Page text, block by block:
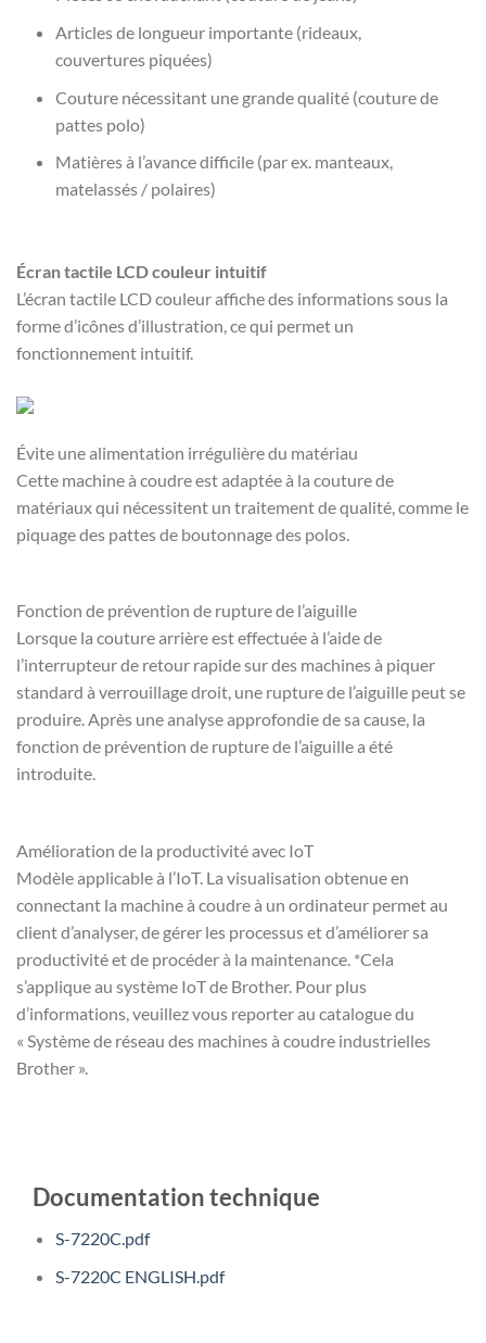
Articles de longueur importante (rideaux,
couvertures piquées)
Couture nécessitant une grande qualité (couture de
pattes polo)
Matières à l’avance difficile (par ex. manteaux,
matelassés / polaires)
Écran tactile LCD couleur intuitif
L’écran tactile LCD couleur affiche des informations sous la
forme d’icônes d’illustration, ce qui permet un
fonctionnement intuitif.
Évite une alimentation irrégulière du matériau
Cette machine à coudre est adaptée à la couture de
matériaux qui nécessitent un traitement de qualité, comme le
piquage des pattes de boutonnage des polos.
Fonction de prévention de rupture de l’aiguille
Lorsque la couture arrière est effectuée à l’aide de
l’interrupteur de retour rapide sur des machines à piquer
standard à verrouillage droit, une rupture de l’aiguille peut se
produire. Après une analyse approfondie de sa cause, la
fonction de prévention de rupture de l’aiguille a été
introduite.
Amélioration de la productivité avec IoT
Modèle applicable à l’IoT. La visualisation obtenue en
connectant la machine à coudre à un ordinateur permet au
client d’analyser, de gérer les processus et d’améliorer sa
productivité et de procéder à la maintenance. *Cela
s’applique au système IoT de Brother. Pour plus
d’informations, veuillez vous reporter au catalogue du
« Système de réseau des machines à coudre industrielles
Brother ».
Documentation technique
S-7220C.pdf
S-7220C ENGLISH.pdf